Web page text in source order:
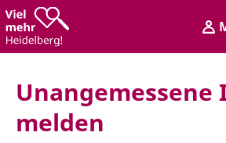
Zum
Inhalt
Zum
Hauptmenü
Unangemessene
melden